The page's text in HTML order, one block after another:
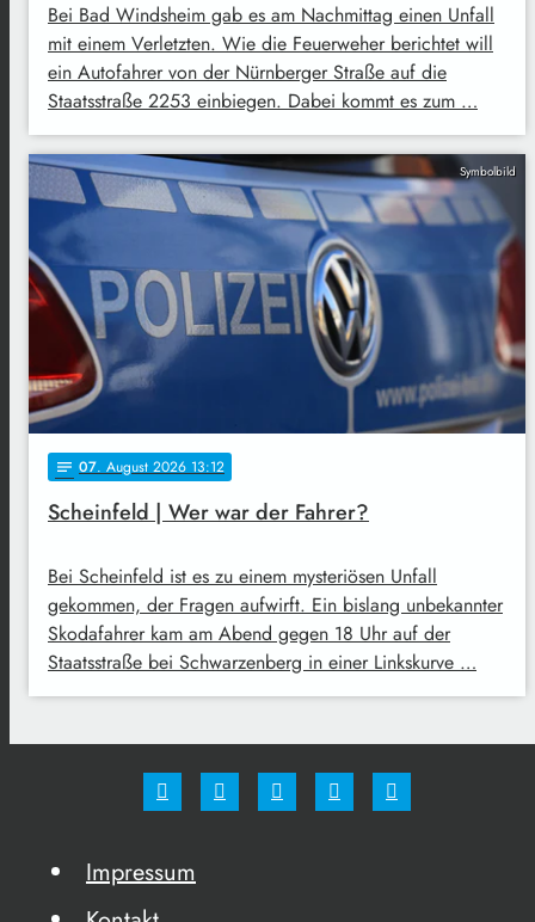
Bei Bad Windsheim gab es am Nachmittag einen Unfall
mit einem Verletzten. Wie die Feuerweher berichtet will
ein Autofahrer von der Nürnberger Straße auf die
Staatsstraße 2253 einbiegen. Dabei kommt es zum …
Symbolbild
notes 07. August 2026 13:12
Scheinfeld | Wer war der Fahrer?
Bei Scheinfeld ist es zu einem mysteriösen Unfall
gekommen, der Fragen aufwirft. Ein bislang unbekannter
Skodafahrer kam am Abend gegen 18 Uhr auf der
Staatsstraße bei Schwarzenberg in einer Linkskurve …
Impressum